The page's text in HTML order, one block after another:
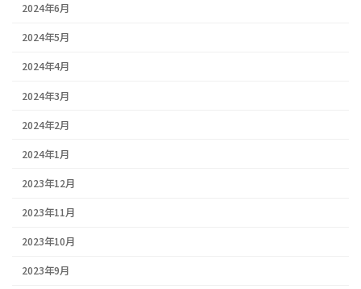
2024年6月
2024年5月
2024年4月
2024年3月
2024年2月
2024年1月
2023年12月
2023年11月
2023年10月
2023年9月